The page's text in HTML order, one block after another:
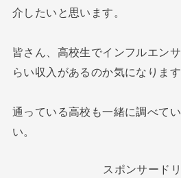
介したいと思います。
皆さん、高校生でインフルエン
らい収入があるのか気になりま
通っている高校も一緒に調べて
い。
スポンサード